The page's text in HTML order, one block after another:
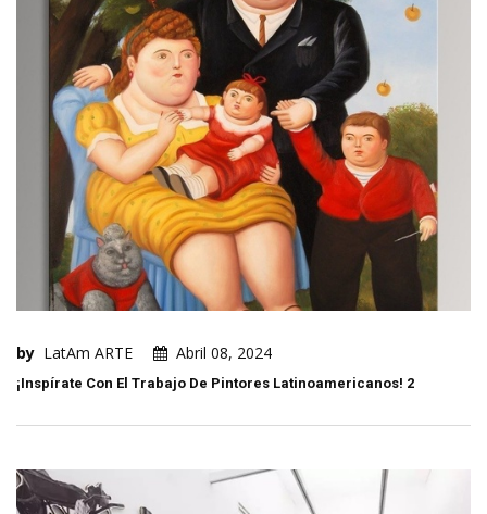
by LatAm ARTE Abril 08, 2024
¡Inspírate Con El Trabajo De Pintores Latinoamericanos! 2